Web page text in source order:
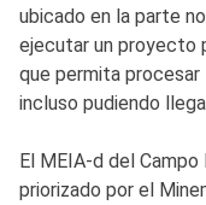
ubicado en la parte
ejecutar un proyecto
que permita
incluso pudiendo
El MEIA-d del
priorizado por el